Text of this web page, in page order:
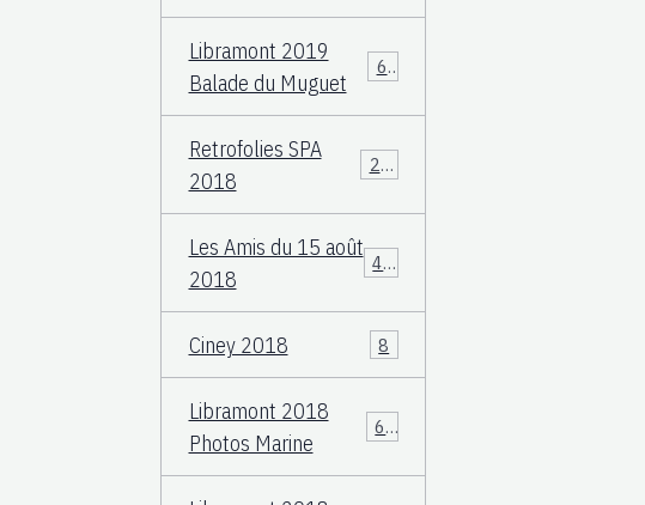
Libramont 2019
Balade du Muguet
60
Retrofolies SPA
2018
25
Les Amis du 15 août
2018
40
Ciney 2018 8
Libramont 2018
Photos Marine
66